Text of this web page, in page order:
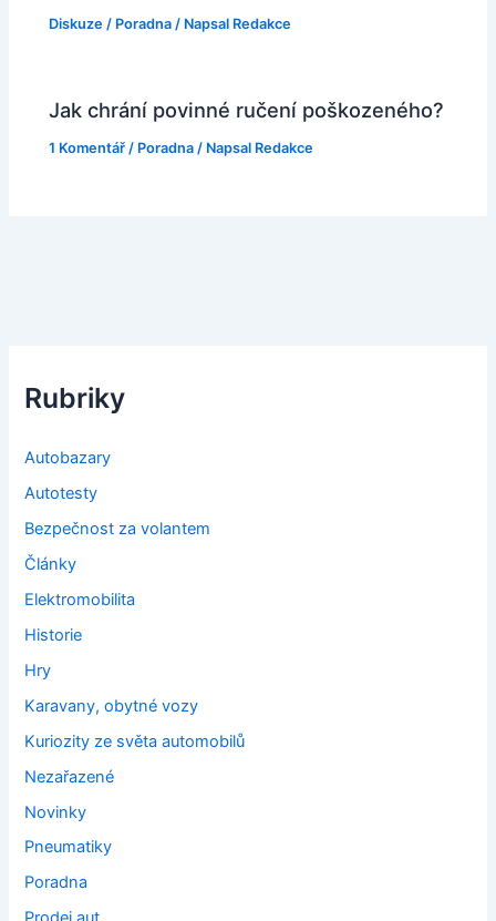
Diskuze / Poradna / Napsal Redakce
Jak chrání povinné ručení poškozeného?
1 Komentář / Poradna / Napsal Redakce
Rubriky
Autobazary
Autotesty
Bezpečnost za volantem
Články
Elektromobilita
Historie
Hry
Karavany, obytné vozy
Kuriozity ze světa automobilů
Nezařazené
Novinky
Pneumatiky
Poradna